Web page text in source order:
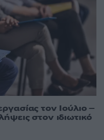
τον Ιούλιο –
στον ιδιωτικό